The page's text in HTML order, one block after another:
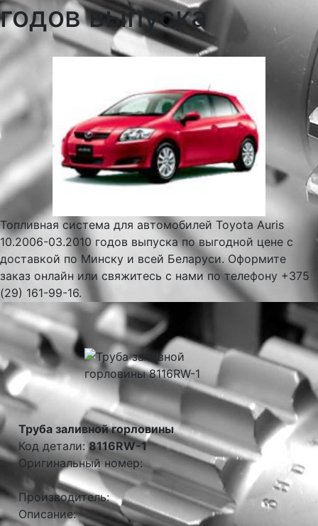
годов выпуска
Топливная система для автомобилей Toyota Auris
10.2006-03.2010 годов выпуска по выгодной цене с
доставкой по Минску и всей Беларуси. Оформите
заказ онлайн или свяжитесь с нами по телефону +375
(29) 161-99-16.
Труба заливной горловины
Код детали:8116RW-1
Оригинальный номер:
Производитель:
Описание: